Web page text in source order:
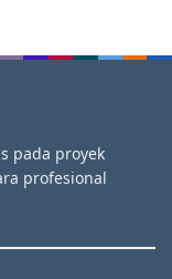
pada proyek
profesional